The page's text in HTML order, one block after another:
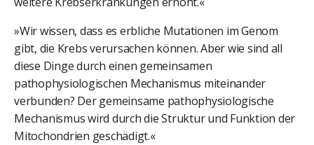
»Wir wissen, dass es erbliche Mutationen im Genom
gibt, die Krebs verursachen können. Aber wie sind all
diese Dinge durch einen gemeinsamen
pathophysiologischen Mechanismus miteinander
verbunden? Der gemeinsame pathophysiologische
Mechanismus wird durch die Struktur und Funktion der
Mitochondrien geschädigt.«